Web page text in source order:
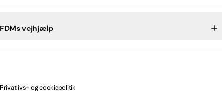
FDMs vejhjælp
Privatlivs- og cookiepolitik